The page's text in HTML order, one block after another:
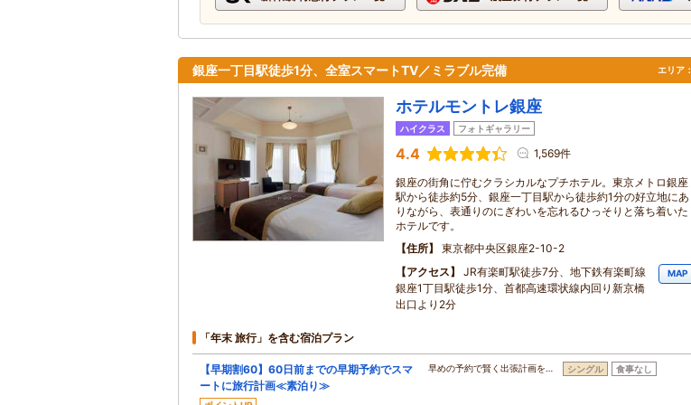
銀座一丁目駅徒歩1分、全室スマートTV／ミラブル完備 エリア：
ホテルモントレ銀座
ハイクラス フォトギャラリー
4.4 1,569件
銀座の街角に佇むクラシカルなプチホテル。東京メトロ銀座
駅から徒歩約5分、銀座一丁目駅から徒歩約1分の好立地にあ
りながら、表通りのにぎわいを忘れるひっそりと落ち着いた
ホテルです。
住所
東京都中央区銀座2-10-2
アクセス
JR有楽町駅徒歩7分、地下鉄有楽町線
銀座1丁目駅徒歩1分、首都高速環状線内回り新京橋
出口より2分
MAP
「年末 旅行」を含む宿泊プラン
【早期割60】60日前までの早期予約でスマ
ートに旅行計画≪素泊り≫
早めの予約で賢く出張計画を… シングル 食事なし